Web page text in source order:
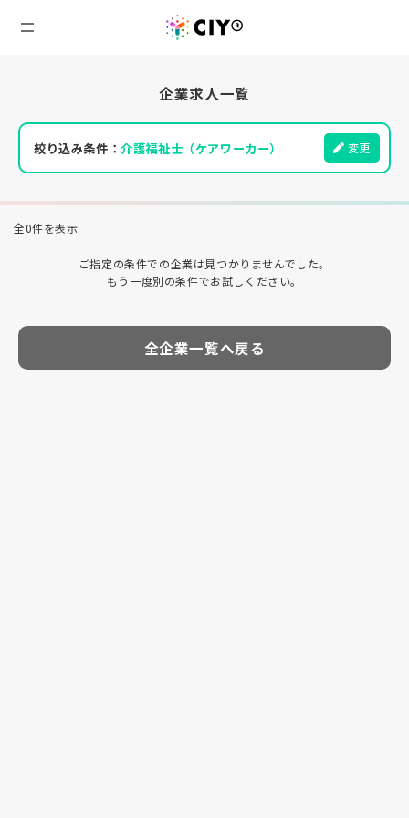
企業求人一覧
絞り込み条件：介護福祉士（ケアワーカー） 変更
全0件を表示
ご指定の条件での企業は見つかりませんでした。
もう一度別の条件でお試しください。
全企業一覧へ戻る